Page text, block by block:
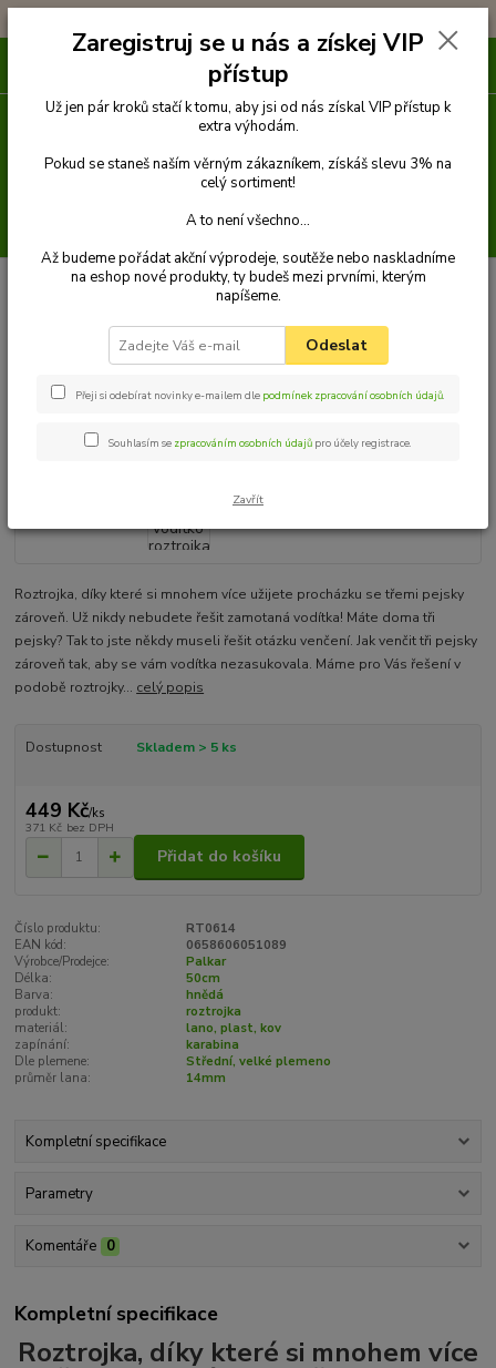
Venčení Roztrojky Roztrojka lano 14 mm x 50 cm
Palkar
vodítko roztrojka pro psy 50 cm x 14 mm černo-hnědá
Palkar vodítko roztrojka pro psy
50 cm x 14 mm černo-hnědá
Roztrojka, díky které si mnohem více užijete procházku se třemi pejsky
zároveň. Už nikdy nebudete řešit zamotaná vodítka! Máte doma tři
pejsky? Tak to jste někdy museli řešit otázku venčení. Jak venčit tři pejsky
zároveň tak, aby se vám vodítka nezasukovala. Máme pro Vás řešení v
podobě roztrojky... celý popis
Dostupnost Skladem > 5 ks
449 Kč/ks
371 Kč bez DPH
Přidat do košíku
Číslo produktu:
RT0614
EAN kód:
0658606051089
Výrobce/Prodejce:
Palkar
Délka:
50cm
Barva:
hnědá
produkt:
roztrojka
materiál:
lano, plast, kov
zapínání:
karabina
Dle plemene:
Střední, velké plemeno
průměr lana:
14mm
Kompletní specifikace
Parametry
Komentáře 0
Kompletní specifikace
Roztrojka, díky které si mnohem více
Zaregistruj se u nás a získej VIP
přístup
Už jen pár kroků stačí k tomu, aby jsi od nás získal VIP přístup k
extra výhodám.
Pokud se staneš naším věrným zákazníkem, získáš slevu 3% na
celý sortiment!
A to není všechno...
Až budeme pořádat akční výprodeje, soutěže nebo naskladníme
na eshop nové produkty, ty budeš mezi prvními, kterým
napíšeme.
Odeslat
Přeji si odebírat novinky e-mailem dle podmínek zpracování osobních údajů.
Souhlasím se zpracováním osobních údajů pro účely registrace.
Zavřít